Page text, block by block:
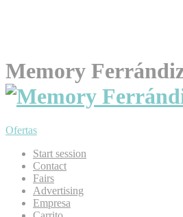
Memory
Ofertas
Start session
Contact
Fairs
Advertising
Empresa